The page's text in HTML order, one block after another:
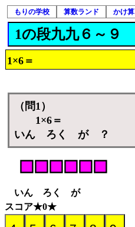
もりの学校 算数ランド かけ算
1の段九九６～９
1×6＝
（問1）
1×6＝
いん ろく が ？
いん ろく が
スコア★0★